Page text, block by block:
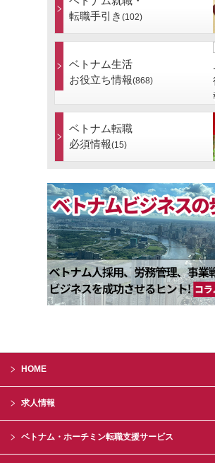
転職手引き (102)
ベトナム生活
お役立ち情報(868)
ベトナム転職
必須情報(15)
HOME
求人情報
ベトナム・ホーチミン転職支援サービス